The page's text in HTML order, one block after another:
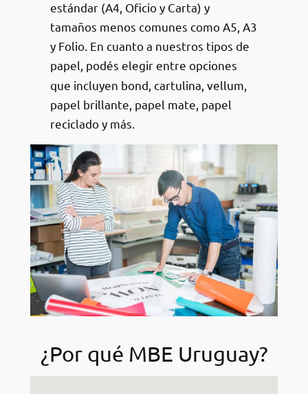
estándar (A4, Oficio y Carta) y
tamaños menos comunes como A5, A3
y Folio. En cuanto a nuestros tipos de
papel, podés elegir entre opciones
que incluyen bond, cartulina, vellum,
papel brillante, papel mate, papel
reciclado y más.
¿Por qué MBE Uruguay?